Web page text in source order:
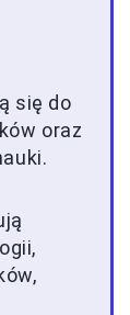
się do
oraz